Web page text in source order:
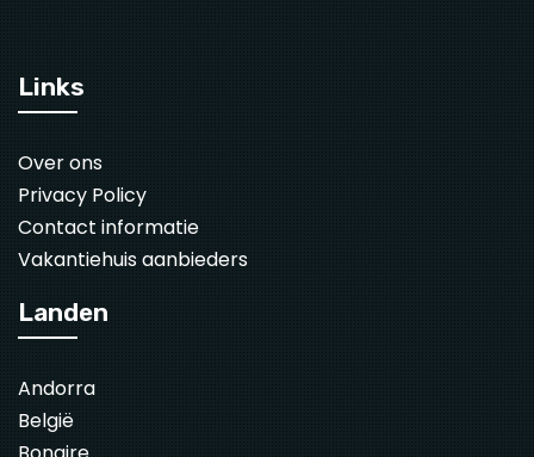
Links
Over ons
Privacy Policy
Contact informatie
Vakantiehuis aanbieders
Landen
Andorra
België